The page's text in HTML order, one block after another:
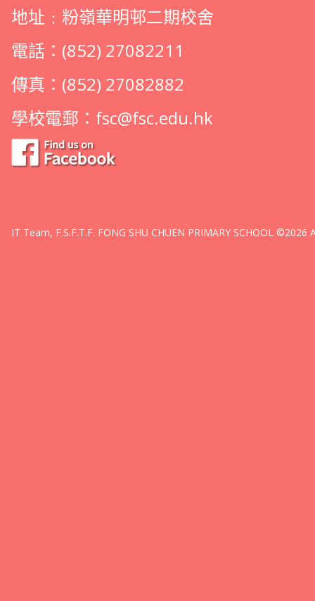
地址﹕粉嶺華明邨二期校舍
電話：(852) 27082211
傳真：(852) 27082882
學校電郵： fsc@fsc.edu.hk
IT Team, F.S.F.T.F. FONG SHU CHUEN PRIMARY SCHOOL ©2026